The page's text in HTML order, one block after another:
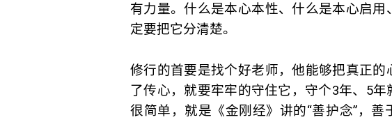
有力量。什么是本心本性、什么是本心启
定要把它分清楚。
修行的首要是找个好老师，他能够把真正的
了传心，就要牢牢的守住它，守个3年、5
很简单，就是《金刚经》讲的“善护念”，